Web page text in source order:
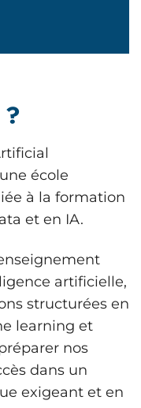
?
école
à la formation
et en IA.
artificielle,
structurées en
learning et
nos
dans un
exigeant et en